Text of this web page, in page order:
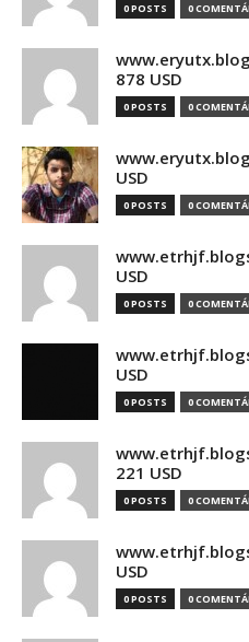
0 POSTS 0
878 USD
0 POSTS 0
USD
0 POSTS 0
USD
0 POSTS 0
USD
0 POSTS 0
221 USD
0 POSTS 0
USD
0 POSTS 0